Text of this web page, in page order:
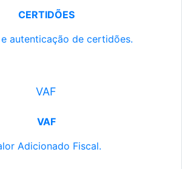
CERTIDÕES
e autenticação de certidões.
VAF
VAF
Adicionado Fiscal.